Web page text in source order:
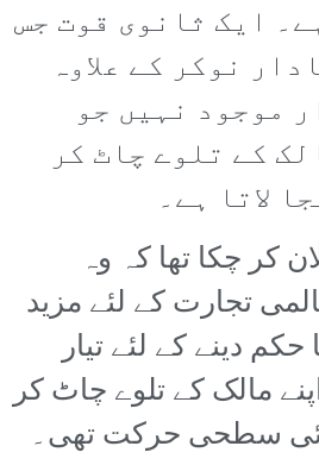
ایک ثانوی قوت جس
نوکر کے علاوہ
موجود نہیں جو
کے تلوے چاٹ کر
لاتا ہے۔
کر چکا تھا کہ وہ
تجارت کے لئے مزید
دینے کے لئے تیار
مالک کے تلوے چاٹ کر
سطحی حرکت تھی۔